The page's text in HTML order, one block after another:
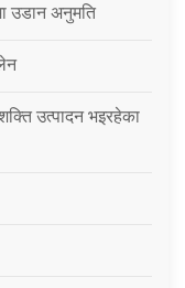
उडान अनुमति
उत्पादन भइरहेका